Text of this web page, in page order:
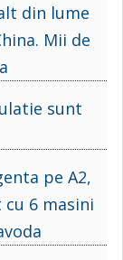
din lume
Mii de
sunt
pe A2,
6 masini